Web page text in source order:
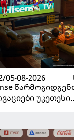
05-08-2026
უკეთესი